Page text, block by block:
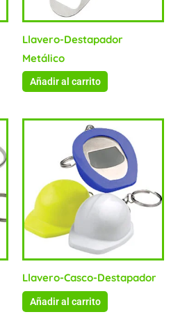
Llavero-Destapador
Metálico
Añadir al carrito
Llavero-Casco-Destapador
Añadir al carrito